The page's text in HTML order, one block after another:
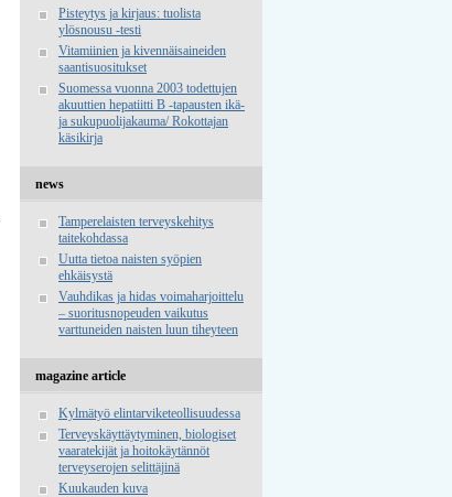
Pisteytys ja kirjaus: tuolista
ylösnousu -testi
Vitamiinien ja kivennäisaineiden
saantisuositukset
Suomessa vuonna 2003 todettujen
akuuttien hepatiitti B -tapausten ikä-
ja sukupuolijakauma/ Rokottajan
käsikirja
news
Tamperelaisten terveyskehitys
taitekohdassa
Uutta tietoa naisten syöpien
ehkäisystä
Vauhdikas ja hidas voimaharjoittelu
– suoritusnopeuden vaikutus
varttuneiden naisten luun tiheyteen
magazine article
Kylmätyö elintarviketeollisuudessa
Terveyskäyttäytyminen, biologiset
vaaratekijät ja hoitokäytännöt
terveyserojen selittäjinä
Kuukauden kuva